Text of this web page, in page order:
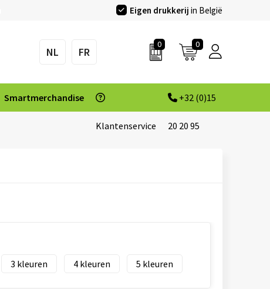
Eigen drukkerij in België
NL FR
0 0
Smartmerchandise
Klantenservice
+32 (0)15
20 20 95
3 4 5